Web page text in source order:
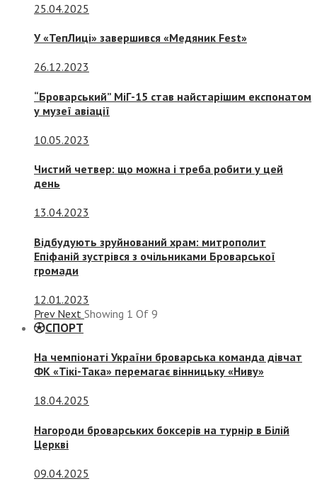
25.04.2025
У «ТепЛиці» завершився «Медяник Fest»
26.12.2023
“Броварський” МіГ-15 став найстарішим експонатом
у музеї авіації
10.05.2023
Чистий четвер: що можна і треба робити у цей
день
13.04.2023
Відбудують зруйнований храм: митрополит
Епіфаній зустрівся з очільниками Броварської
громади
12.01.2023
Prev Next Showing 1 Of 9
СПОРТ
На чемпіонаті України броварська команда дівчат
ФК «Тікі-Така» перемагає вінницьку «Ниву»
18.04.2025
Нагороди броварських боксерів на турнір в Білій
Церкві
09.04.2025